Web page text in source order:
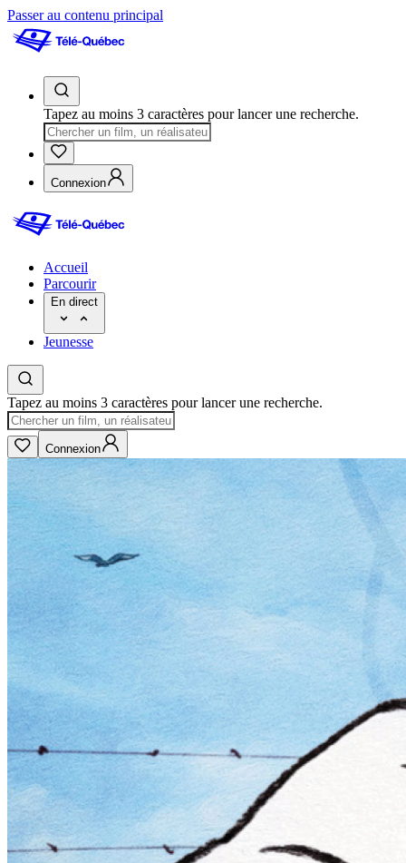
Passer au contenu principal
Tapez au moins 3 caractères pour lancer une recherche.
Connexion
Accueil
Parcourir
En direct
Jeunesse
Tapez au moins 3 caractères pour lancer une recherche.
Connexion